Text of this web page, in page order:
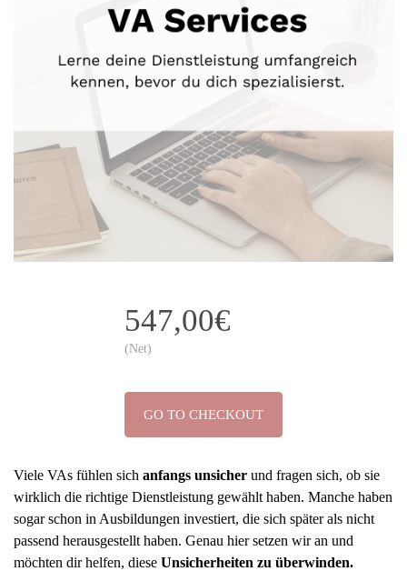
547,00€
(Net)
GO TO CHECKOUT
Viele VAs fühlen sich anfangs unsicher und fragen sich, ob sie
wirklich die richtige Dienstleistung gewählt haben. Manche haben
sogar schon in Ausbildungen investiert, die sich später als nicht
passend herausgestellt haben. Genau hier setzen wir an und
möchten dir helfen, diese Unsicherheiten zu überwinden.